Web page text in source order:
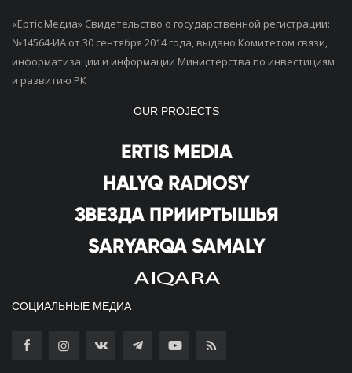
«Ертiс Медиа» Свидетельство о государственной регистрации:
№14564-ИА от 30 сентября 2014 года, выдано Комитетом связи,
информатизации и информации Министерства по инвестициям
и развитию РК
OUR PROJECTS
СОЦИАЛЬНЫЕ МЕДИА